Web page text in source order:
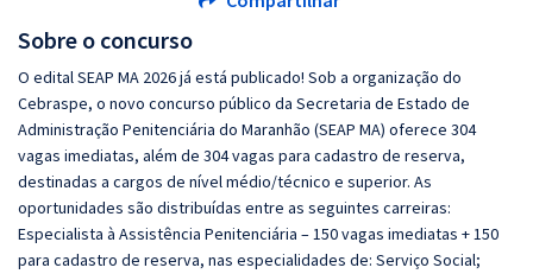
Sobre o concurso
O edital SEAP MA 2026 já está publicado! Sob a organização do
Cebraspe, o novo concurso público da Secretaria de Estado de
Administração Penitenciária do Maranhão (SEAP MA) oferece 304
vagas imediatas, além de 304 vagas para cadastro de reserva,
destinadas a cargos de nível médio/técnico e superior. As
oportunidades são distribuídas entre as seguintes carreiras:
Especialista à Assistência Penitenciária – 150 vagas imediatas + 150
para cadastro de reserva, nas especialidades de: Serviço Social;